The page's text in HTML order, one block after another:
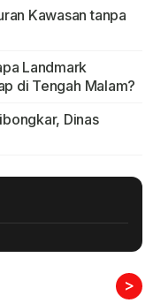
Kawasan tanpa
Landmark
di Tengah Malam?
Dinas
>